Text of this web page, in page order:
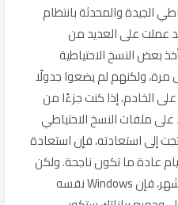
الجيدة والمحدثة بانتظام
عملت على العديد من
بعض النسخ الاحتياطية
مرة، ولكنهم لم يضعوا جدولًا
على الخادم، إذا كنت جزءًا من
على ملفات النسخ الاحتياطي
إلى استعادته، فإن استعادة
عادة ما تكون ناجحة. ولكن
إذا استعدت صورة عمرها ستة أشهر، فإن Windows نفسه